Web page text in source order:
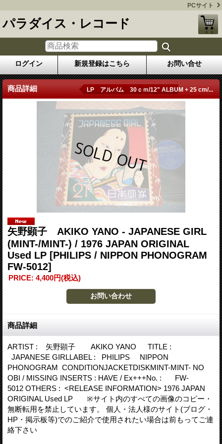
PCサイト
パラダイス・レコード
ログイン 新規登録はこちら お問い合せ
商品詳細 LP アルバム 30ｃｍ/12" ALBUM + 25 cm/...
矢野顕子 AKIKO YANO - JAPANESE GIRL
(MINT-/MINT-) / 1976 JAPAN ORIGINAL
Used LP [PHILIPS / NIPPON PHONOGRAM
FW-5012]
PRICE: 4,400円(税込)
商品詳細
ARTIST : 矢野顕子 AKIKO YANO TITLE :
JAPANESE GIRLLABEL : PHILIPS NIPPON
PHONOGRAM CONDITIONJACKETDISKMINT-MINT- NO
OBI / MISSING INSERTS : HAVE / Ex+++No. : FW-
5012 OTHERS : <RELEASE INFORMATION> 1976 JAPAN
ORIGINAL Used LP ※サイト内のすべての画像のコピー・
無断転用を禁止しています。 個人・法人様のサイト(ブログ・
HP・掲示板等)でのご紹介で使用されたい場合は前もってご連
絡下さい